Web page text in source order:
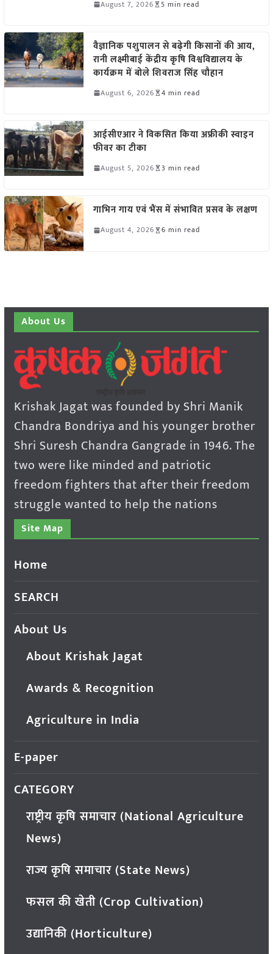
August 7, 2026 5 min read
वैज्ञानिक पशुपालन से बढ़ेगी किसानों की आय,
रानी लक्ष्मीबाई केंद्रीय कृषि विश्वविद्यालय के
कार्यक्रम में बोले शिवराज सिंह चौहान
August 6, 2026 4 min read
आईसीएआर ने विकसित किया अफ्रीकी स्वाइन
फीवर का टीका
August 5, 2026 3 min read
गाभिन गाय एवं भैंस में संभावित प्रसव के लक्षण
August 4, 2026 6 min read
About Us
Krishak Jagat was founded by Shri Manik
Chandra Bondriya and his younger brother
Shri Suresh Chandra Gangrade in 1946. The
two were like minded and patriotic
freedom fighters that after their freedom
struggle wanted to help the nations
Site Map
Home
SEARCH
About Us
About Krishak Jagat
Awards & Recognition
Agriculture in India
E-paper
CATEGORY
राष्ट्रीय कृषि समाचार (National Agriculture
News)
राज्य कृषि समाचार (State News)
फसल की खेती (Crop Cultivation)
उद्यानिकी (Horticulture)